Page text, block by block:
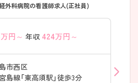
科病院の看護師求人(正社員)
万円～ 年収 424万円～
市西区
島線「東高須駅」徒歩3分